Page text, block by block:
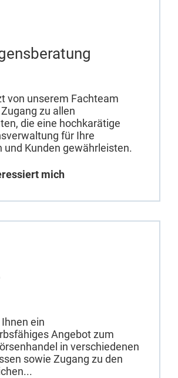
von unserem Fachteam
zu allen
die eine hochkarätige
für Ihre
und Kunden gewährleisten.
mich
ein
Angebot zum
in verschiedenen
sowie Zugang zu den